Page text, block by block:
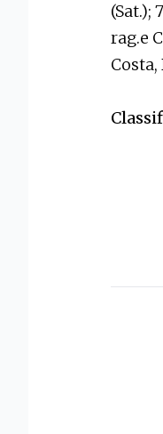
(Sat.);
rag.e